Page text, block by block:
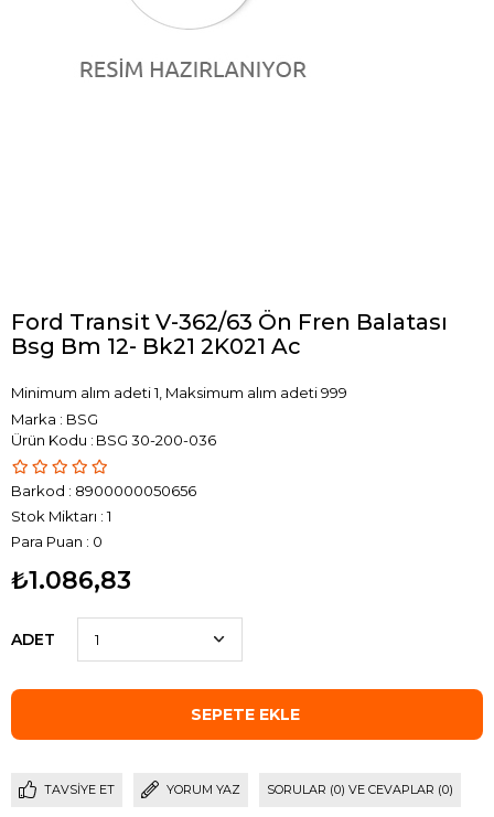
Ford Transit V-362/63 Ön Fren Balatası
Bsg Bm 12- Bk21 2K021 Ac
Minimum alım adeti 1, Maksimum alım adeti 999
Marka : BSG
BSG 30-200-036
Barkod : 8900000050656
Stok Miktarı : 1
Para Puan : 0
₺1.086,83
ADET
TAVSIYE ET YORUM YAZ SORULAR (0) VE CEVAPLAR (0)